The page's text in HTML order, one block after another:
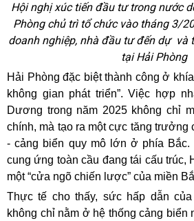
Hội nghị xúc tiến đầu tư trong nước
Phòng chủ trì tổ chức vào tháng 3/
doanh nghiệp, nhà đầu tư đến dự và
tại Hải Phòng
Hải Phòng đặc biệt thành công ở
không gian phát triển”. Việc hợp
Dương trong năm 2025 không chỉ
chính, mà tạo ra một cực tăng trưởng
- cảng biển quy mô lớn ở phía Bắc.
cung ứng toàn cầu đang tái cấu trúc,
một “cửa ngõ chiến lược” của miền
Thực tế cho thấy, sức hấp dẫn
không chỉ nằm ở hệ thống cảng biển